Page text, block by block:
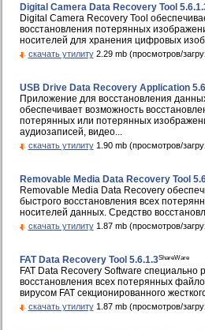
Digital Camera Data Recovery Tool
Digital Camera Recovery Tool
восстановления потерянных
носителей для хранения цифровых
скачать утилиту2.29 mb (просмотров/
USB Drive Data Recovery Application
Приложение для восстановления
обеспечивает возможность
потерянных или потерянных
аудиозаписей, видео...
скачать утилиту1.90 mb (просмотров/
Removable Media Data Recovery Tool
Removable Media Data Recovery
быстрого восстановления всех
носителей данных. Средство
скачать утилиту1.87 mb (просмотров/
FAT Data Recovery Tool 5.6.1.3ShareWare
FAT Data Recovery Software специально
восстановления всех потерянных
вирусом FAT секционированного
скачать утилиту1.87 mb (просмотров/